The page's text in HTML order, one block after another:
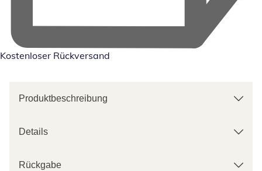
Kostenloser Rückversand
Produktbeschreibung
Details
Rückgabe